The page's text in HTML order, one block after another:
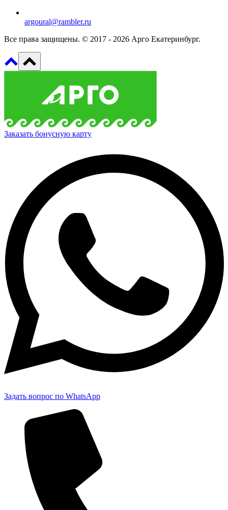
argoural@rambler.ru
Все права защищены. © 2017 - 2026 Арго Екатеринбург.
Заказать бонусную карту
Задать вопрос по WhatsApp